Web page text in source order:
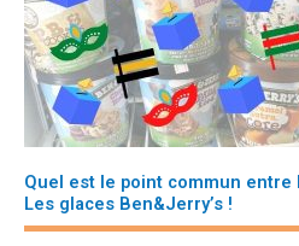
Quel est le point commun
Les glaces Ben&Jerry’s !